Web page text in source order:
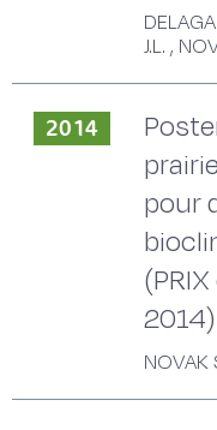
J.L. ,
2014
pour
2014)
NOVAK